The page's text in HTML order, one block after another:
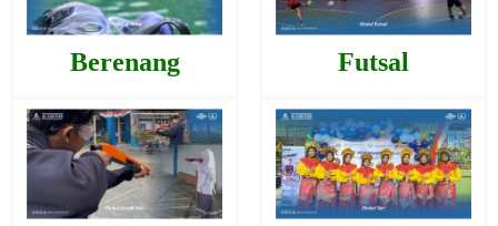
Berenang Futsal